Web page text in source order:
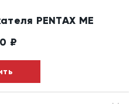
PENTAX ME
₽